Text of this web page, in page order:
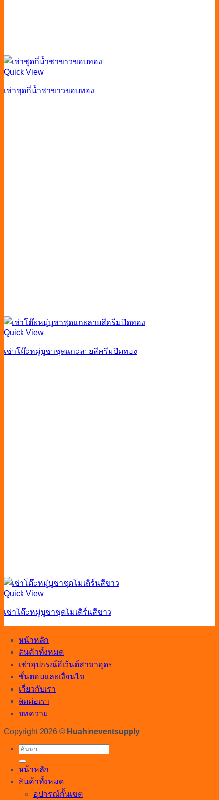
Quick View
เช่าชุดกี่น้ำชาขาวขอบทอง
Quick View
เช่าโต๊ะหมู่บูชาชุดแกะลายสีครีมปิดทอง
Quick View
เช่าโต๊ะหมู่บูชาชุดโมเดิร์นสีขาว
หน้าหลัก
สินค้าทั้งหมด
เช่าอุปกรณ์อีเว้นต์สาขาอุดร
ขั้นตอนและเงื่อนไข
เกี่ยวกับเรา
ติดต่อเรา
บทความ
Copyright 2026 © Huahineventsupply
ค้นหา:
หน้าหลัก
สินค้าทั้งหมด
อุปกรณ์กั้นเขต